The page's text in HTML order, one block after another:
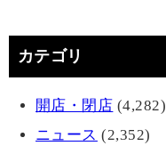
カテゴリ
開店・閉店 (4,282)
ニュース (2,352)